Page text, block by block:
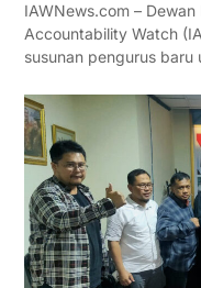
IAWNews.com –
Accountability Watch
susunan pengurus